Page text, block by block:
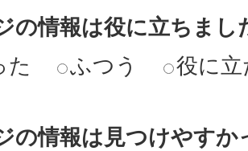
の情報は役に立ちまし
た
ふつう 役に
の情報は見つけやすか